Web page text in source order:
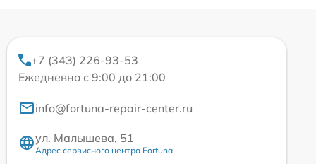
+7 (343) 226-93-53
Ежедневно с 9:00 до 21:00
info@fortuna-repair-center.ru
ул. Малышева, 51
Адрес сервисного центра Fortuna